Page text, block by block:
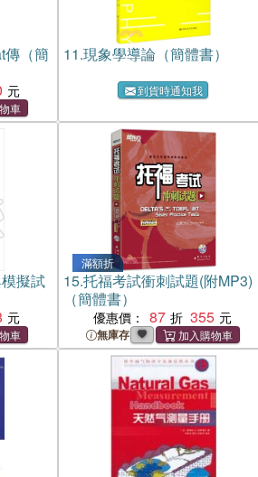
傳（簡
11.現象學導論（簡體書）
到貨時通知我
擬試
滿額折
15.托福考試衝刺試題(附MP3)
（簡體書）
優惠價： 87 355
無庫存